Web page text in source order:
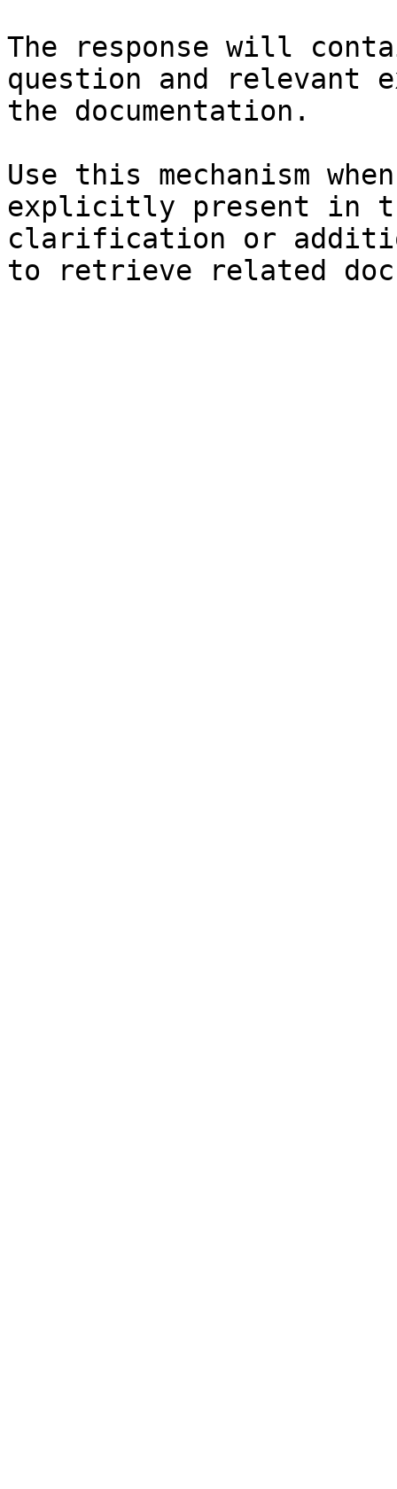
The response will
question and relevant
the documentation.
Use this mechanism
explicitly present in
clarification or